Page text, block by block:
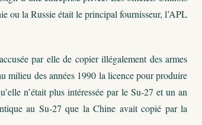
ou la Russie était le principal fournisseur, l’APL
par elle de copier illégalement des armes
milieu des années 1990 la licence pour produire
n’était plus intéressée par le Su-27 et un an
au Su-27 que la Chine avait copié par la